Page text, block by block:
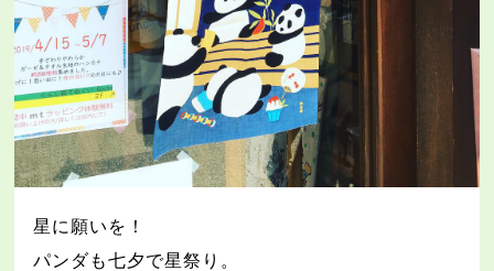
星に願いを！
パンダも七夕で星祭り。